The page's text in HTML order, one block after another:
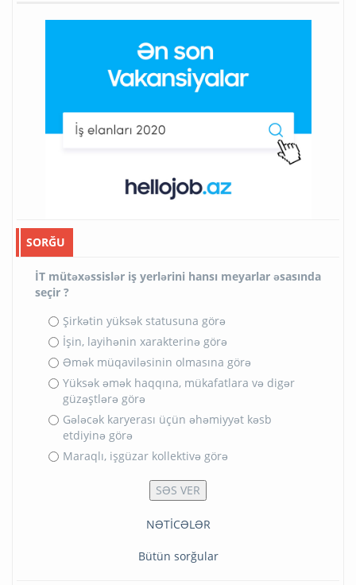
SORĞU
İT mütəxəssislər iş yerlərini hansı meyarlar əsasında
seçir ?
Şirkətin yüksək statusuna görə
İşin, layihənin xarakterinə görə
Əmək müqaviləsinin olmasına görə
Yüksək əmək haqqına, mükafatlara və digər
güzəştlərə görə
Gələcək karyerası üçün əhəmiyyət kəsb
etdiyinə görə
Maraqlı, işgüzar kollektivə görə
NƏTİCƏLƏR
Bütün sorğular